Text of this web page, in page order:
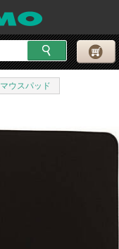
マウスパッド